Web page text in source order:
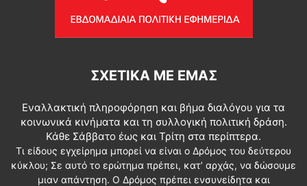
ΣΧΕΤΙΚΆ ΜΕ ΕΜΆΣ
Εναλλακτική πληροφόρηση και βήμα διαλόγου για τα
κοινωνικά κινήματα και τη συλλογική πολιτική δράση.
Κάθε Σάββατο έως και Τρίτη στα περίπτερα.
Τι είδους εγχείρημα μπορεί να είναι ο Δρόμος του δεύτερου
κύκλου; Σε αυτό το ερώτημα πρέπει, κατ’ αρχάς, να δώσουμε
μιαν απάντηση. Ο Δρόμος πρέπει ενσυνείδητα και